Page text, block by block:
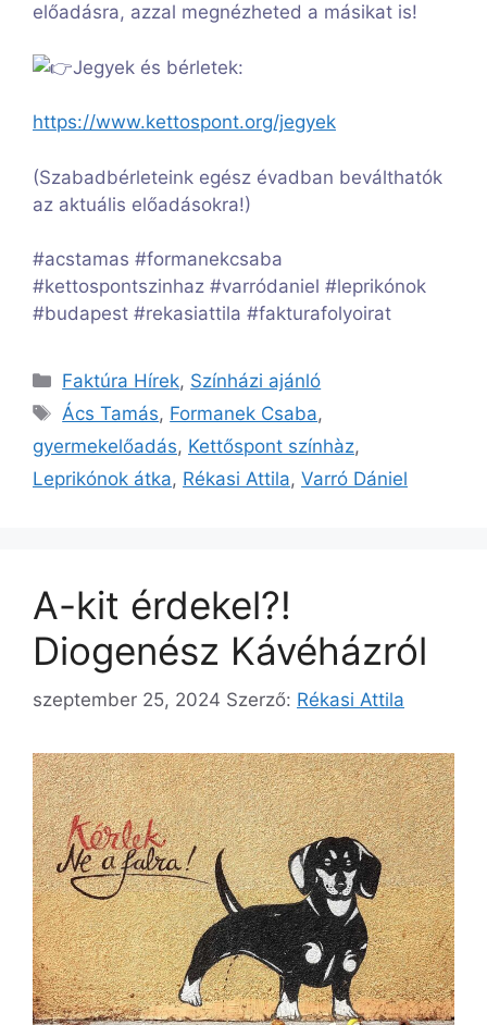
előadásra, azzal megnézheted a másikat is!
Jegyek és bérletek:
https://www.kettospont.org/jegyek
(Szabadbérleteink egész évadban beválthatók
az aktuális előadásokra!)
#acstamas #formanekcsaba
#kettospontszinhaz #varródaniel #leprikónok
#budapest #rekasiattila #fakturafolyoirat
Kategória
Faktúra Hírek, Színházi ajánló
Címkék
Ács Tamás, Formanek Csaba,
gyermekelőadás, Kettőspont színhàz,
Leprikónok átka, Rékasi Attila, Varró Dániel
A-kit érdekel?!
Diogenész Kávéházról
szeptember 25, 2024 Szerző: Rékasi Attila